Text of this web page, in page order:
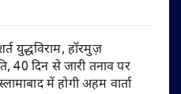
युद्धविराम, हॉरमुज़
दिन से जारी तनाव पर
में होगी अहम वार्ता